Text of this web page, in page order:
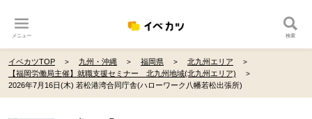
メニュー 検索
イベカツTOP 九州・沖縄 福岡県
北九州エリア
【福岡労働局主催】就職支援セミナー 北九州地域(北九州エリア)
2026年7月16日(木) 若松港湾合同庁舎(ハローワーク八幡若松出張所)